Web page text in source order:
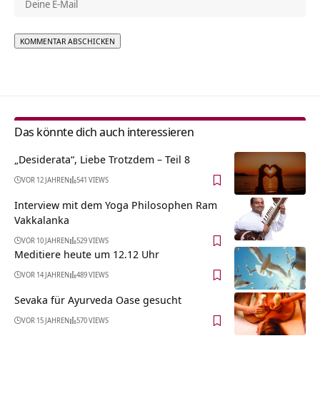
Das könnte dich auch interessieren
„Desiderata“, Liebe Trotzdem – Teil 8
VOR 12 JAHREN 541 VIEWS
Interview mit dem Yoga Philosophen Ram
Vakkalanka
VOR 10 JAHREN 529 VIEWS
Meditiere heute um 12.12 Uhr
VOR 14 JAHREN 489 VIEWS
Sevaka für Ayurveda Oase gesucht
VOR 15 JAHREN 570 VIEWS